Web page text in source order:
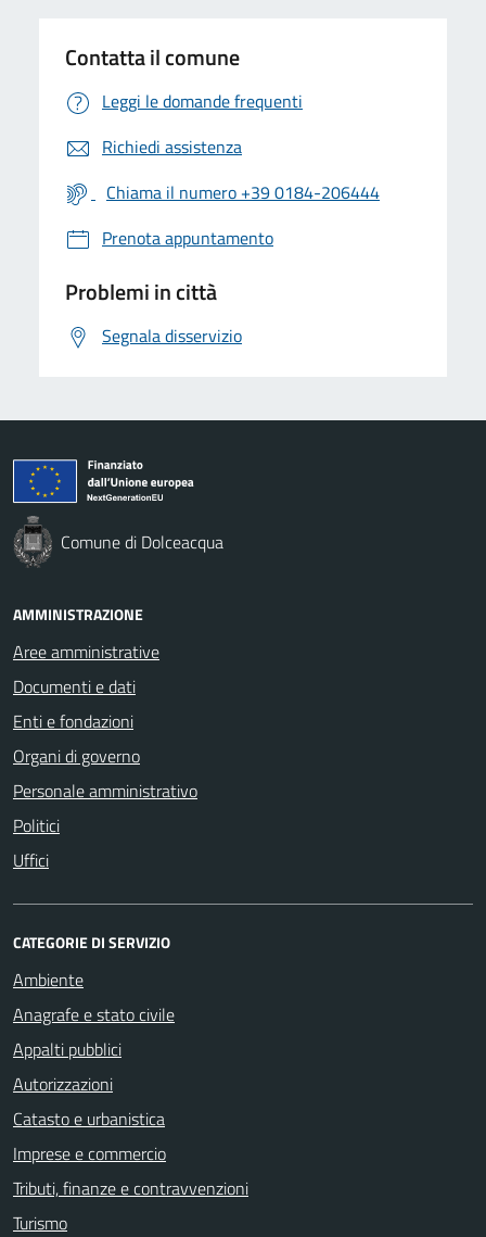
Contatta il comune
Leggi le domande frequenti
Richiedi assistenza
Chiama il numero +39 0184-206444
Prenota appuntamento
Problemi in città
Segnala disservizio
Comune di Dolceacqua
AMMINISTRAZIONE
Aree amministrative
Documenti e dati
Enti e fondazioni
Organi di governo
Personale amministrativo
Politici
Uffici
CATEGORIE DI SERVIZIO
Ambiente
Anagrafe e stato civile
Appalti pubblici
Autorizzazioni
Catasto e urbanistica
Imprese e commercio
Tributi, finanze e contravvenzioni
Turismo